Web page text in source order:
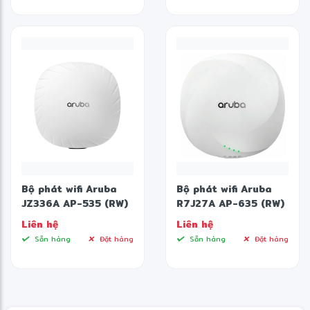
Bộ phát wifi Aruba
JZ336A AP-535 (RW)
Unified AP
Liên hệ
Sẵn hàng Đặt hàng
Bộ phát wifi Aruba
R7J27A AP-635 (RW)
Unified AP
Liên hệ
Sẵn hàng Đặt hàng